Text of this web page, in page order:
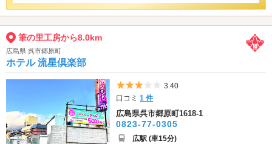
筆の里工房から8.0km
広島県 呉市郷原町
ホテル 流星倶楽部
5つ星のうち3
3.40
口コミ1 件
広島県呉市郷原町1618-1
0823-77-0305
広駅 (車15分)